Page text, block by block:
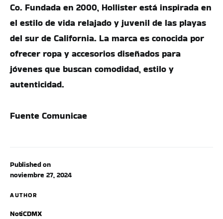
Published on
noviembre 27, 2024
AUTHOR
NotiCDMX
Co. Fundada en 2000, Hollister está inspirada en
el estilo de vida relajado y juvenil de las playas
del sur de California. La marca es conocida por
ofrecer ropa y accesorios diseñados para
jóvenes que buscan comodidad, estilo y
autenticidad.
Fuente Comunicae